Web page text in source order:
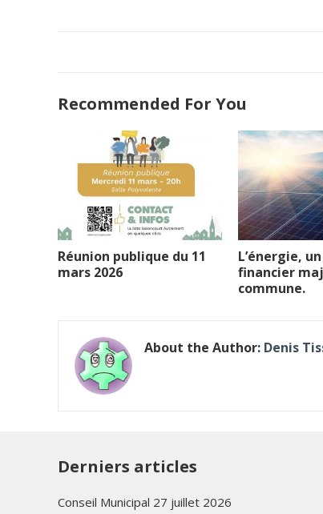
Recommended For You
Réunion publique du 11
mars 2026
L’énergie,
financier
commune.
About the Author: Denis
Derniers articles
Conseil Municipal 27 juillet 2026